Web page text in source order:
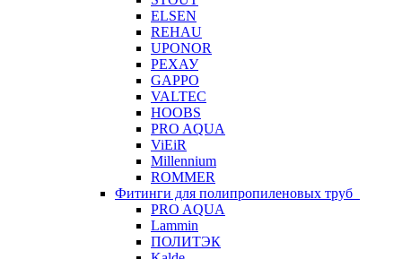
ELSEN
REHAU
UPONOR
РЕХАУ
GAPPO
VALTEC
HOOBS
PRO AQUA
ViEiR
Millennium
ROMMER
Фитинги для полипропиленовых труб
PRO AQUA
Lammin
ПОЛИТЭК